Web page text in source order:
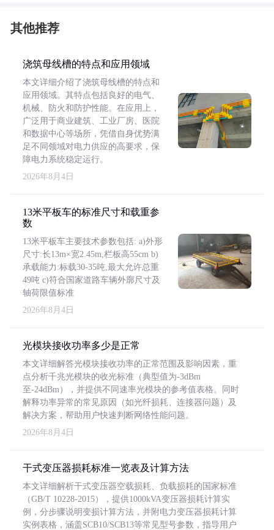
其他推荐
浇筑母线槽的特点和应用领域
本文详细介绍了浇筑母线槽的特点和
应用领域。其特点包括良好的电气、
机械、防火和防护性能。在应用上，
广泛用于商业建筑、工业厂房、医院
和数据中心等场所，凭借自身优势满
足不同领域对电力供应的高要求，保
障电力系统稳定运行。
2026年8月4日
13米平板车的标准尺寸和载重参
数
13米平板车主要技术参数包括: a)外形
尺寸:长13m×宽2.45m,栏板高55cm b)
承载能力:标载30-35吨,最大允许总重
49吨 c)符合国家道路车辆外廓尺寸及
轴荷限值标准
2026年8月4日
光模块接收功率多少是正常
本文详细解答光模块接收功率的正常范围及影响因素，重
点分析千兆光模块的收光标准（典型值为-3dBm
至-24dBm），并提供不同速率光模块的参考值表格。同时
解释功率异常的常见原因（如光纤损耗、连接器问题）及
解决方案，帮助用户快速判断网络性能问题。
2026年8月4日
干式变压器损耗标准一览表及计算方法
本文详细解析干式变压器空载损耗、负载损耗的国家标准
（GB/T 10228-2015），提供1000kVA变压器损耗计算实
例，分步骤说明变损计算方法，并附电力变压器损耗计算
实例表格，涵盖SCB10/SCB13等常见型号参数，指导用户